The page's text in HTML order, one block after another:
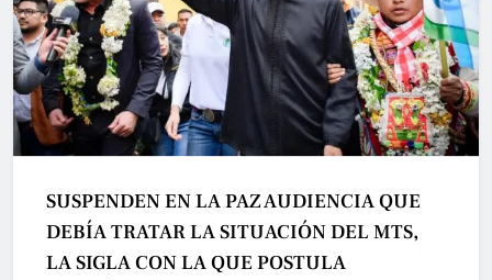
SUSPENDEN EN LA PAZ AUDIENCIA QUE
DEBÍA TRATAR LA SITUACIÓN DEL MTS,
LA SIGLA CON LA QUE POSTULA